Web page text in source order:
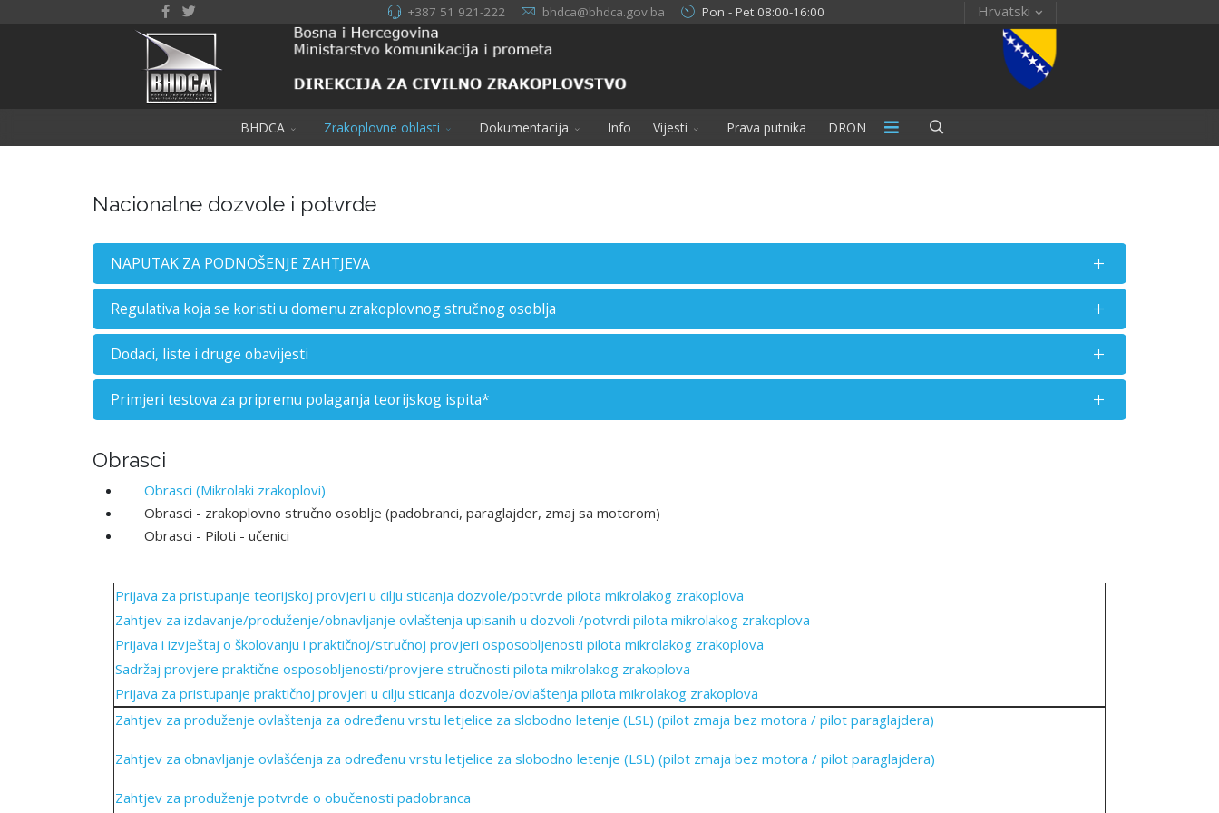
+387 51 921-222 bhdca@bhdca.gov.ba Pon - Pet 08:00-16:00 Hrvatski
BHDCA Zrakoplovne oblasti Dokumentacija Info Vijesti Prava putnika DRON
Nacionalne dozvole i potvrde
NAPUTAK ZA PODNOŠENJE ZAHTJEVA
Regulativa koja se koristi u domenu zrakoplovnog stručnog osoblja
Dodaci, liste i druge obavijesti
Primjeri testova za pripremu polaganja teorijskog ispita*
Obrasci
Obrasci (Mikrolaki zrakoplovi)
Obrasci - zrakoplovno stručno osoblje (padobranci, paraglajder, zmaj sa motorom)
Obrasci - Piloti - učenici
Prijava za pristupanje teorijskoj provjeri u cilju sticanja dozvole/potvrde pilota mikrolakog zrakoplova
Zahtjev za izdavanje/produženje/obnavljanje ovlaštenja upisanih u dozvoli /potvrdi pilota mikrolakog zrakoplova
Prijava i izvještaj o školovanju i praktičnoj/stručnoj provjeri osposobljenosti pilota mikrolakog zrakoplova
Sadržaj provjere praktične osposobljenosti/provjere stručnosti pilota mikrolakog zrakoplova
Prijava za pristupanje praktičnoj provjeri u cilju sticanјa dozvole/ovlaštenјa pilota mikrolakog zrakoplova
Zahtjev za produženje ovlaštenja za određenu vrstu letjelice za slobodno letenje (LSL) (pilot zmaja bez motora / pilot paraglajdera)
Zahtjev za obnavljanje ovlašćenja za određenu vrstu letjelice za slobodno letenje (LSL) (pilot zmaja bez motora / pilot paraglajdera)
Zahtjev za produženje potvrde o obučenosti padobranca